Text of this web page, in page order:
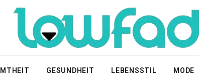
GESUNDHEIT LEBENSSTIL MODE